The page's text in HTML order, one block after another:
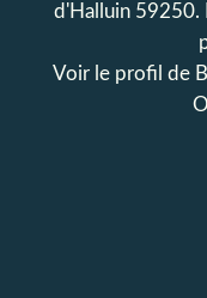
d'Halluin 59250.
Voir le profil de